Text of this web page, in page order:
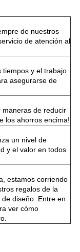
de nuestros
de atención al
tiempos y el trabajo
asegurarse de
maneras de reducir
los ahorros encima!
un nivel de
y el valor en todos
estamos corriendo
regalos de la
diseño. Entre en
ver cómo